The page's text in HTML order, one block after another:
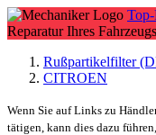
Reparatur Ihres Fahrzeugs
Rußpartikelfilter
CITROEN
Wenn Sie auf Links zu
tätigen, kann dies dazu